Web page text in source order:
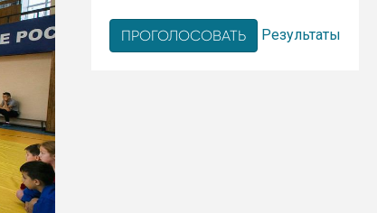
Результаты